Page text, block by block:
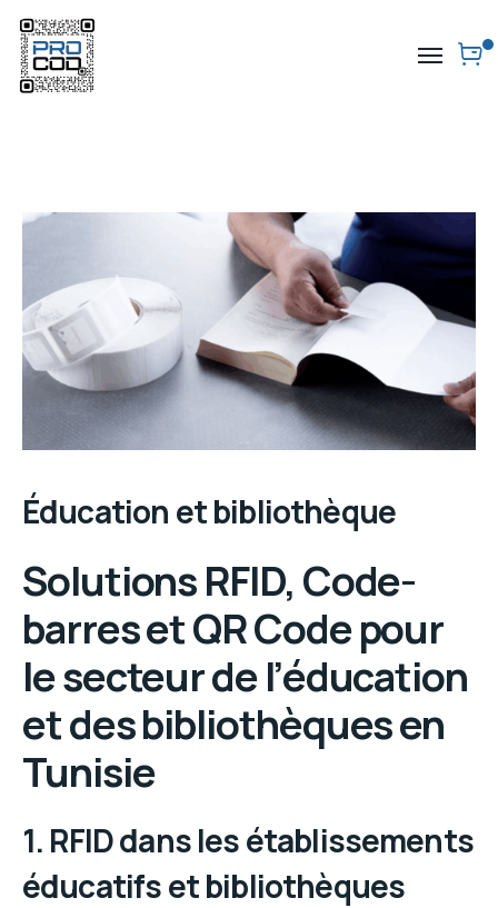
Éducation et bibliothèque
Solutions RFID, Code-
barres et QR Code pour
le secteur de l’éducation
et des bibliothèques en
Tunisie
1. RFID dans les établissements
éducatifs et bibliothèques